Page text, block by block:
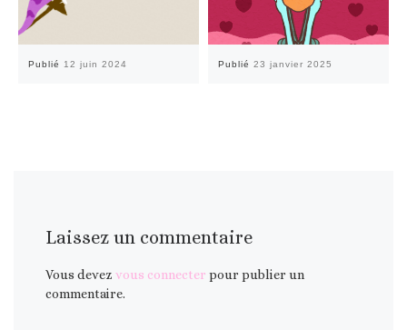
Publié 12 juin 2024 Publié 23 janvier 2025
Laissez un commentaire
Vous devezvous connecter pour publier un
commentaire.